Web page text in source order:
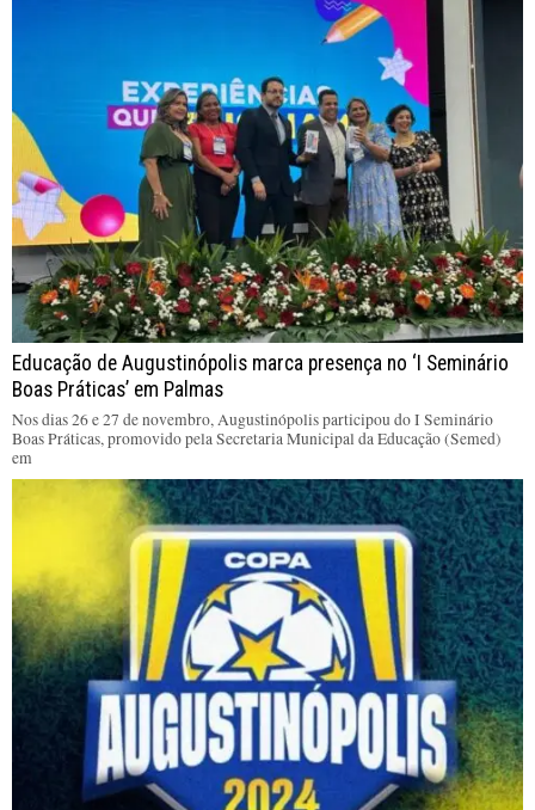
Educação de Augustinópolis marca presença no ‘I Seminário
Boas Práticas’ em Palmas
Nos dias 26 e 27 de novembro, Augustinópolis participou do I Seminário
Boas Práticas, promovido pela Secretaria Municipal da Educação (Semed)
em